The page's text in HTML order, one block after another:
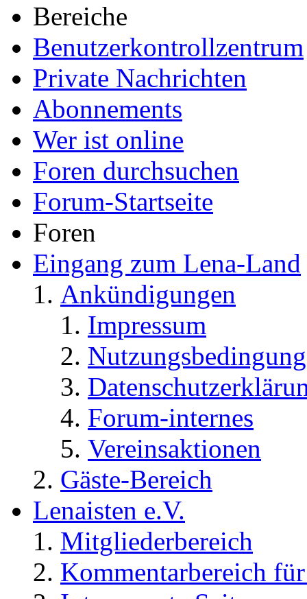
Bereiche
Benutzerkontrollzentrum
Private Nachrichten
Abonnements
Wer ist online
Foren durchsuchen
Forum-Startseite
Foren
Eingang zum Lena-Land
Ankündigungen
Impressum
Forum-internes
Vereinsaktionen
Gäste-Bereich
Lenaisten e.V.
Mitgliederbereich
Kommentarbereich